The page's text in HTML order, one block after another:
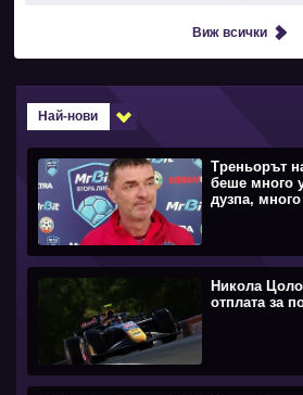
Виж всички
Най-нови
Треньорът
беше много
дузпа,
Никола
отплата за